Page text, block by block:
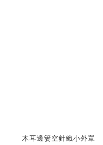
木耳邊簍空針織小外罩